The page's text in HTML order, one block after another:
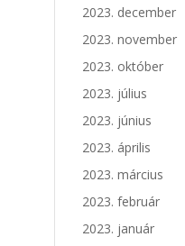
2023. december
2023. november
2023. október
2023. július
2023. június
2023. április
2023. március
2023. február
2023. január